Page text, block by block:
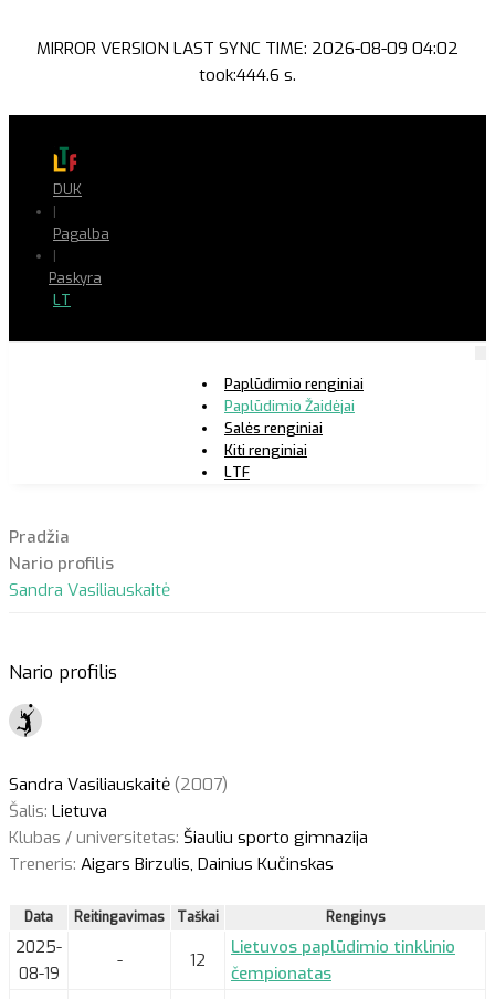
MIRROR VERSION LAST SYNC TIME: 2026-08-09 04:02
took:444.6 s.
DUK
|
Pagalba
|
Paskyra
LT
Paplūdimio renginiai
Paplūdimio Žaidėjai
Salės renginiai
Kiti renginiai
LTF
Pradžia
Nario profilis
Sandra Vasiliauskaitė
Nario profilis
Sandra Vasiliauskaitė (2007)
Šalis: Lietuva
Klubas / universitetas: Šiauliu sporto gimnazija
Treneris: Aigars Birzulis, Dainius Kučinskas
Data Reitingavimas Taškai Renginys
2025-
08-19
- 12
Lietuvos paplūdimio tinklinio
čempionatas